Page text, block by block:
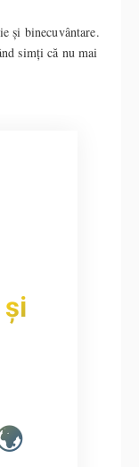
și binecuvântare.
simți că nu mai